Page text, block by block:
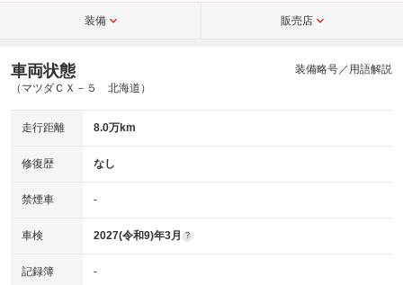
装備 販売店
車両状態
（マツダＣＸ－５ 北海道）
装備略号／用語解説
走行距離 8.0万km
修復歴 なし
禁煙車 -
車検 2027(令和9)年3月 ?
記録簿 -